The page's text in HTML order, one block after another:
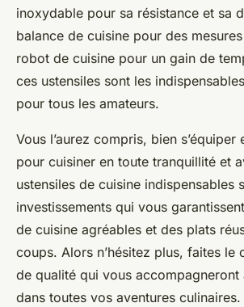
inoxydable pour sa résistance et sa
balance de cuisine pour des
robot de cuisine pour un gain de
ces ustensiles sont les
pour tous les amateurs.
Vous l’aurez compris, bien s’équiper
pour cuisiner en toute tranquillité et
ustensiles de cuisine indispensables
investissements qui vous
de cuisine agréables et des plats
coups. Alors n’hésitez plus, faites le
de qualité qui vous accompagneront
dans toutes vos aventures culinaires.